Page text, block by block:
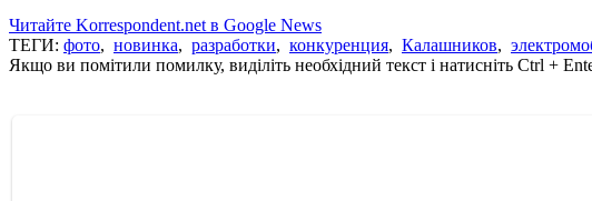
Читайте Korrespondent.net в Google News
ТЕГИ: фото, новинка, разработки, конкуренция, Калашников,
Якщо ви помітили помилку, виділіть необхідний текст і натисніть Ctrl +